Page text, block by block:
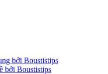
bởi Boustistips
bởi Boustistips